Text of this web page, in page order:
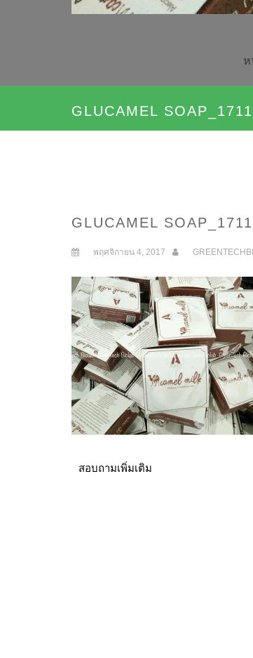
ห
GLUCAMEL
GLUCAMEL
พฤศจิกายน 4, 2017
สอบถามเพิ่มเติม